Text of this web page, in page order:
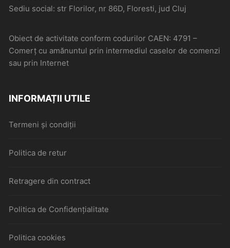
Sediu social: str Florilor, nr 86D, Floresti, jud Cluj
Obiect de activitate conform codurilor CAEN: 4791 –
Comerţ cu amănuntul prin intermediul caselor de comenzi
sau prin Internet
INFORMAȚII UTILE
Termeni și condiții
Politica de retur
Retragere din contract
Politica de Confidențialitate
Politica cookies